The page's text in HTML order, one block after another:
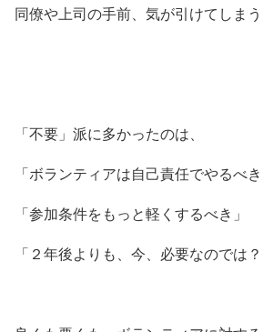
同僚や上司の手前、気が引けてしまう
「不要」派に多かったのは、
「ボランティアは自己責任でやるべき
「参加条件をもっと軽くするべき」
「２年後よりも、今、必要なのでは？